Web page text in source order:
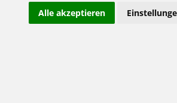
Alle akzeptieren